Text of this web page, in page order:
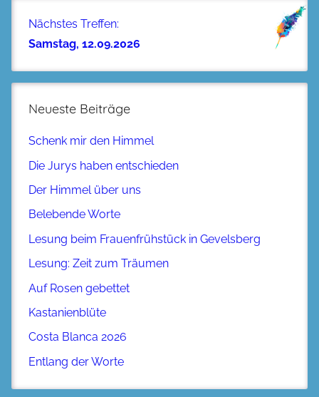
Nächstes Treffen:
Samstag, 12.09.2026
Neueste Beiträge
Schenk mir den Himmel
Die Jurys haben entschieden
Der Himmel über uns
Belebende Worte
Lesung beim Frauenfrühstück in Gevelsberg
Lesung: Zeit zum Träumen
Auf Rosen gebettet
Kastanienblüte
Costa Blanca 2026
Entlang der Worte